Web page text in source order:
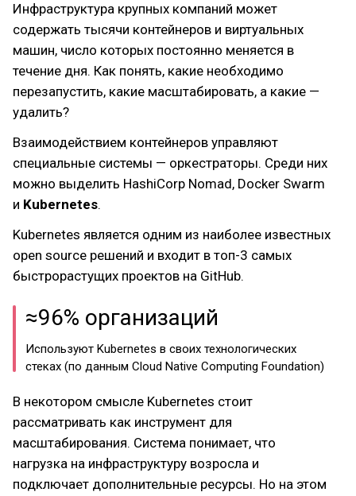
Инфраструктура крупных компаний может
содержать тысячи контейнеров и виртуальных
машин, число которых постоянно меняется в
течение дня. Как понять, какие необходимо
перезапустить, какие масштабировать, а какие —
удалить?
Взаимодействием контейнеров управляют
специальные системы — оркестраторы. Среди них
можно выделить HashiCorp Nomad, Docker Swarm
и Kubernetes.
Kubernetes является одним из наиболее известных
open source решений и входит в топ-3 самых
быстрорастущих проектов на GitHub.
≈96% организаций
Используют Kubernetes в своих технологических
стеках (по данным Cloud Native Computing Foundation)
В некотором смысле Kubernetes стоит
рассматривать как инструмент для
масштабирования. Система понимает, что
нагрузка на инфраструктуру возросла и
подключает дополнительные ресурсы. Но на этом